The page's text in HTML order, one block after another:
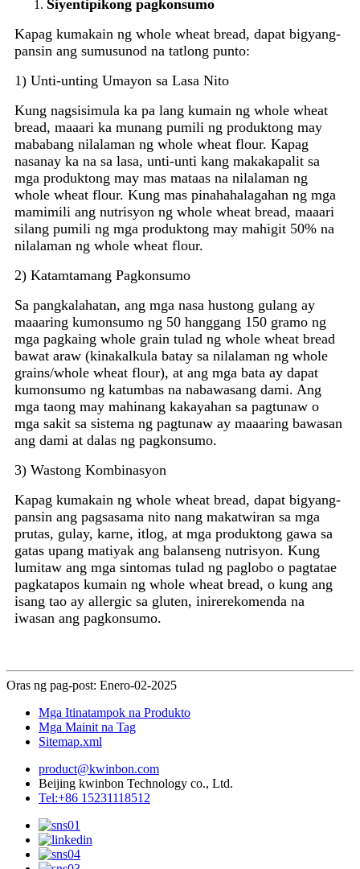
Siyentipikong pagkonsumo
Kapag kumakain ng whole wheat bread, dapat bigyang-
pansin ang sumusunod na tatlong punto:
1) Unti-unting Umayon sa Lasa Nito
Kung nagsisimula ka pa lang kumain ng whole wheat
bread, maaari ka munang pumili ng produktong may
mababang nilalaman ng whole wheat flour. Kapag
nasanay ka na sa lasa, unti-unti kang makakapalit sa
mga produktong may mas mataas na nilalaman ng
whole wheat flour. Kung mas pinahahalagahan ng mga
mamimili ang nutrisyon ng whole wheat bread, maaari
silang pumili ng mga produktong may mahigit 50% na
nilalaman ng whole wheat flour.
2) Katamtamang Pagkonsumo
Sa pangkalahatan, ang mga nasa hustong gulang ay
maaaring kumonsumo ng 50 hanggang 150 gramo ng
mga pagkaing whole grain tulad ng whole wheat bread
bawat araw (kinakalkula batay sa nilalaman ng whole
grains/whole wheat flour), at ang mga bata ay dapat
kumonsumo ng katumbas na nabawasang dami. Ang
mga taong may mahinang kakayahan sa pagtunaw o
mga sakit sa sistema ng pagtunaw ay maaaring bawasan
ang dami at dalas ng pagkonsumo.
3) Wastong Kombinasyon
Kapag kumakain ng whole wheat bread, dapat bigyang-
pansin ang pagsasama nito nang makatwiran sa mga
prutas, gulay, karne, itlog, at mga produktong gawa sa
gatas upang matiyak ang balanseng nutrisyon. Kung
lumitaw ang mga sintomas tulad ng paglobo o pagtatae
pagkatapos kumain ng whole wheat bread, o kung ang
isang tao ay allergic sa gluten, inirerekomenda na
iwasan ang pagkonsumo.
Oras ng pag-post: Enero-02-2025
Mga Itinatampok na Produkto
Mga Mainit na Tag
Sitemap.xml
product@kwinbon.com
Beijing kwinbon Technology co., Ltd.
Tel:+86 15231118512